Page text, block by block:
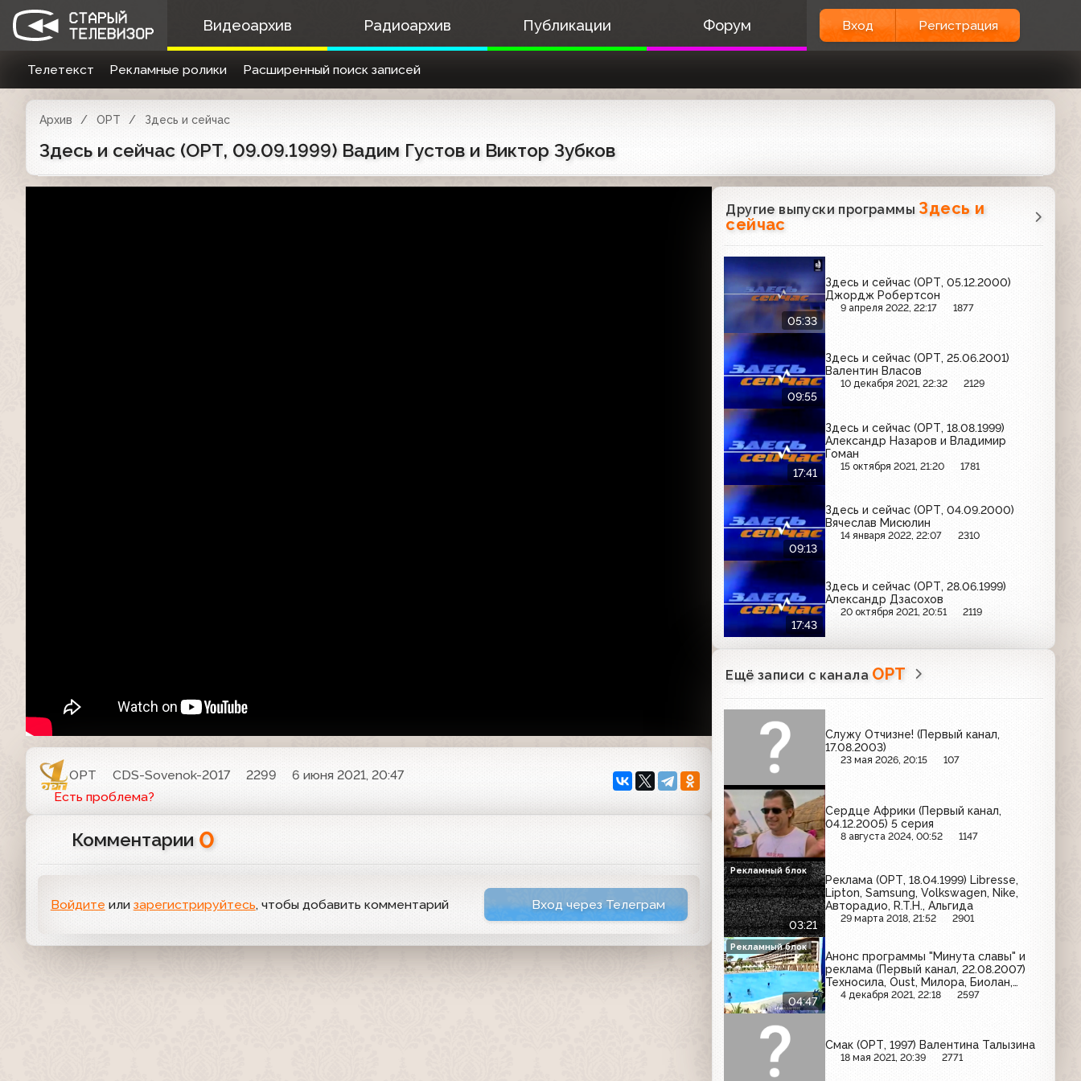
Видеоархив Радиоархив Публикации Форум Вход Регистрация
Телетекст Рекламные ролики Расширенный поиск записей
Архив ОРТ Здесь и сейчас
Здесь и сейчас (ОРТ, 09.09.1999) Вадим Густов и Виктор Зубков
ОРТ CDS-Sovenok-2017 2299
6 июня 2021, 20:47
Есть проблема?
Комментарии 0
Войдите или зарегистрируйтесь, чтобы добавить комментарий Вход через Телеграм
Другие выпуски программы Здесь и
сейчас
05:33
Здесь и сейчас (ОРТ, 05.12.2000)
Джордж Робертсон
9 апреля 2022, 22:17 1877
09:55
Здесь и сейчас (ОРТ, 25.06.2001)
Валентин Власов
10 декабря 2021, 22:32 2129
17:41
Здесь и сейчас (ОРТ, 18.08.1999)
Александр Назаров и Владимир
Гоман
15 октября 2021, 21:20 1781
09:13
Здесь и сейчас (ОРТ, 04.09.2000)
Вячеслав Мисюлин
14 января 2022, 22:07 2310
17:43
Здесь и сейчас (ОРТ, 28.06.1999)
Александр Дзасохов
20 октября 2021, 20:51 2119
Ещё записи с канала ОРТ
Служу Отчизне! (Первый канал,
17.08.2003)
23 мая 2026, 20:15 107
Сердце Африки (Первый канал,
04.12.2005) 5 серия
8 августа 2024, 00:52 1147
03:21
Реклама (ОРТ, 18.04.1999) Libresse,
Lipton, Samsung, Volkswagen, Nike,
Авторадио, R.T.H., Альгида
29 марта 2018, 21:52 2901
Рекламный блок
04:47
Анонс программы "Минута славы" и
реклама (Первый канал, 22.08.2007)
Техносила, Oust, Милора, Биолан,
Эльдорадо, Tangit, Перекрёсток,
4 декабря 2021, 22:18 2597
Рекламный блок
Смак (ОРТ, 1997) Валентина Талызина
18 мая 2021, 20:39 2771